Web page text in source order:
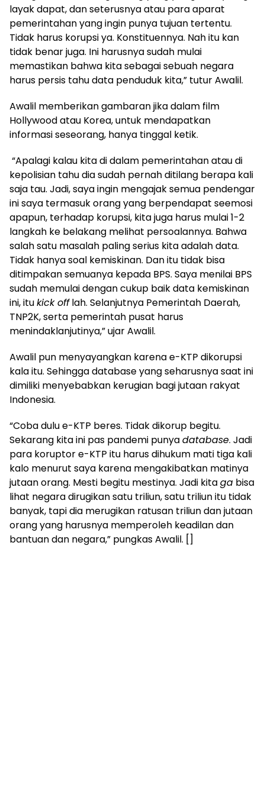
layak dapat, dan seterusnya atau para aparat
pemerintahan yang ingin punya tujuan tertentu.
Tidak harus korupsi ya. Konstituennya. Nah itu kan
tidak benar juga. Ini harusnya sudah mulai
memastikan bahwa kita sebagai sebuah negara
harus persis tahu data penduduk kita,” tutur Awalil.
Awalil memberikan gambaran jika dalam film
Hollywood atau Korea, untuk mendapatkan
informasi seseorang, hanya tinggal ketik.
“Apalagi kalau kita di dalam pemerintahan atau di
kepolisian tahu dia sudah pernah ditilang berapa kali
saja tau. Jadi, saya ingin mengajak semua pendengar
ini saya termasuk orang yang berpendapat seemosi
apapun, terhadap korupsi, kita juga harus mulai 1-2
langkah ke belakang melihat persoalannya. Bahwa
salah satu masalah paling serius kita adalah data.
Tidak hanya soal kemiskinan. Dan itu tidak bisa
ditimpakan semuanya kepada BPS. Saya menilai BPS
sudah memulai dengan cukup baik data kemiskinan
ini, itukick offlah. Selanjutnya Pemerintah Daerah,
TNP2K, serta pemerintah pusat harus
menindaklanjutinya,” ujar Awalil.
Awalil pun menyayangkan karena e-KTP dikorupsi
kala itu. Sehingga database yang seharusnya saat ini
dimiliki menyebabkan kerugian bagi jutaan rakyat
Indonesia.
“Coba dulu e-KTP beres. Tidak dikorup begitu.
Sekarang kita ini pas pandemi punyadatabase. Jadi
para koruptor e-KTP itu harus dihukum mati tiga kali
kalo menurut saya karena mengakibatkan matinya
jutaan orang. Mesti begitu mestinya. Jadi kitaga bisa
lihat negara dirugikan satu triliun, satu triliun itu tidak
banyak, tapi dia merugikan ratusan triliun dan jutaan
orang yang harusnya memperoleh keadilan dan
bantuan dan negara,” pungkas Awalil. []